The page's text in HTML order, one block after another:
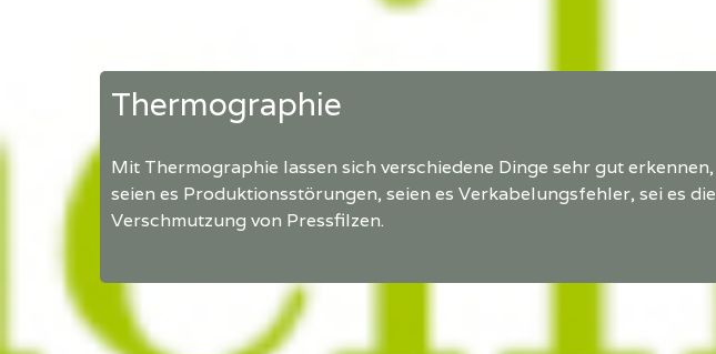
Thermographie
Mit Thermographie lassen sich verschiedene Dinge sehr gut erkennen,
seien es Produktionsstörungen, seien es Verkabelungsfehler, sei es die
Verschmutzung von Pressfilzen.